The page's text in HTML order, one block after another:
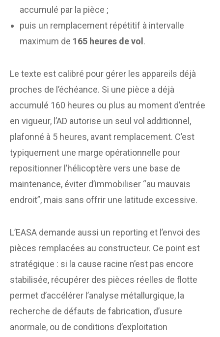
accumulé par la pièce ;
puis un remplacement répétitif à intervalle
maximum de 165 heures de vol .
Le texte est calibré pour gérer les appareils déjà
proches de l’échéance. Si une pièce a déjà
accumulé 160 heures ou plus au moment d’entrée
en vigueur, l’AD autorise un seul vol additionnel,
plafonné à 5 heures, avant remplacement. C’est
typiquement une marge opérationnelle pour
repositionner l’hélicoptère vers une base de
maintenance, éviter d’immobiliser “au mauvais
endroit”, mais sans offrir une latitude excessive.
L’EASA demande aussi un reporting et l’envoi des
pièces remplacées au constructeur. Ce point est
stratégique : si la cause racine n’est pas encore
stabilisée, récupérer des pièces réelles de flotte
permet d’accélérer l’analyse métallurgique, la
recherche de défauts de fabrication, d’usure
anormale, ou de conditions d’exploitation